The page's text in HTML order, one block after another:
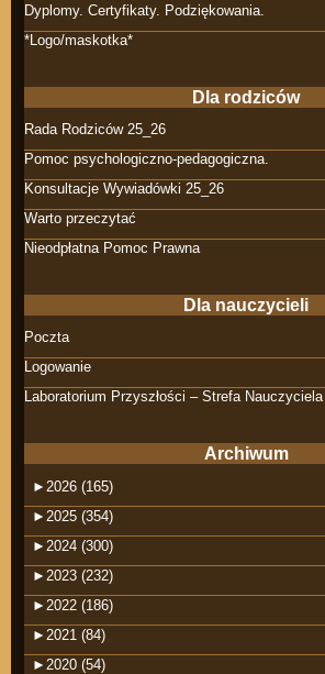
Dyplomy. Certyfikaty. Podziękowania.
*Logo/maskotka*
Dla rodziców
Rada Rodziców 25_26
Pomoc psychologiczno-pedagogiczna.
Konsultacje Wywiadówki 25_26
Warto przeczytać
Nieodpłatna Pomoc Prawna
Dla nauczycieli
Poczta
Logowanie
Laboratorium Przyszłości – Strefa Nauczyciela
Archiwum
► 2026 (165)
► 2025 (354)
► 2024 (300)
► 2023 (232)
► 2022 (186)
► 2021 (84)
► 2020 (54)